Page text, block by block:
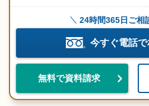
24時間365日ご相
今すぐ電話
無料で資料請求